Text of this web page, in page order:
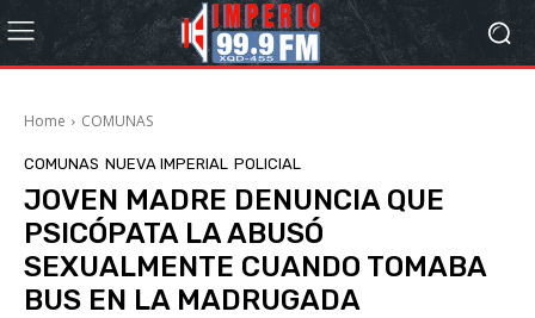
Home COMUNAS
COMUNAS NUEVA IMPERIAL POLICIAL
JOVEN MADRE DENUNCIA QUE
PSICÓPATA LA ABUSÓ
SEXUALMENTE CUANDO TOMABA
BUS EN LA MADRUGADA